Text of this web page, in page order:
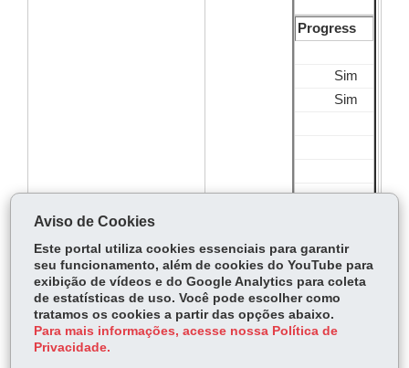
Progress
Sim
Sim
SQLBase
Aviso de Cookies
Este portal utiliza cookies essenciais para garantir
seu funcionamento, além de cookies do YouTube para
exibição de vídeos e do Google Analytics para coleta
de estatísticas de uso. Você pode escolher como
tratamos os cookies a partir das opções abaixo.
Para mais informações, acesse nossa Política de
Privacidade.